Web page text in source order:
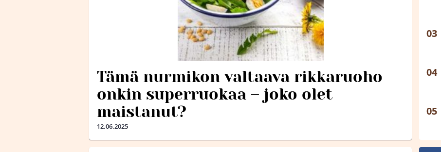
Tämä nurmikon valtaava rikkaruoho
onkin superruokaa – joko olet
maistanut?
12.06.2025